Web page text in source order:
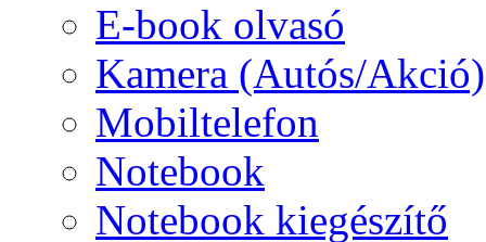
E-book olvasó
Kamera (Autós/Akció)
Mobiltelefon
Notebook
Notebook kiegészítő